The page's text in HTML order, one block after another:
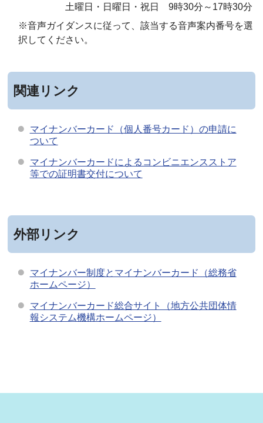
土曜日・日曜日・祝日 9時30分～17時30分
※音声ガイダンスに従って、該当する音声案内番号を選
択してください。
関連リンク
マイナンバーカード（個人番号カード）の申請に
ついて
マイナンバーカードによるコンビニエンスストア
等での証明書交付について
外部リンク
マイナンバー制度とマイナンバーカード（総務省
ホームページ）
マイナンバーカード総合サイト（地方公共団体情
報システム機構ホームページ）